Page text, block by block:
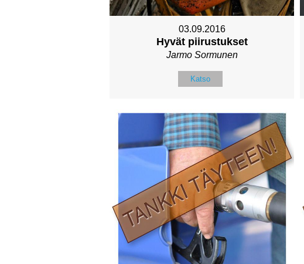
03.09.2016
Hyvät piirustukset
Jarmo Sormunen
Katso